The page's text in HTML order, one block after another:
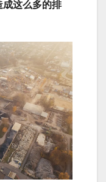
成这么多的排